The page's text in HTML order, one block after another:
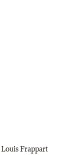
Louis Frappart